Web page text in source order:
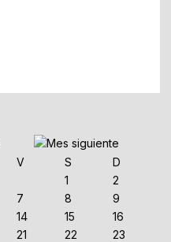
V S
D
1
2
7 8
9
14 15
16
21 22
23